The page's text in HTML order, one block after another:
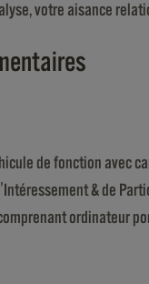
votre aisance
de fonction avec
& de
ordinateur